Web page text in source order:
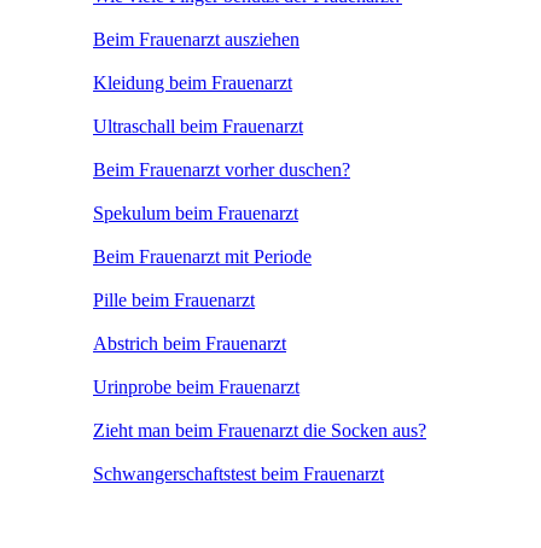
Beim Frauenarzt ausziehen
Kleidung beim Frauenarzt
Ultraschall beim Frauenarzt
Beim Frauenarzt vorher duschen?
Spekulum beim Frauenarzt
Beim Frauenarzt mit Periode
Pille beim Frauenarzt
Abstrich beim Frauenarzt
Urinprobe beim Frauenarzt
Zieht man beim Frauenarzt die Socken aus?
Schwangerschaftstest beim Frauenarzt